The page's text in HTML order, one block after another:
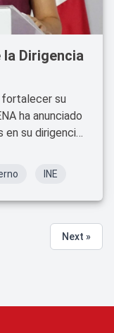
la Dirigencia
fortalecer su
ha anunciado
en su dirigencia
la nueva
INE
Next »